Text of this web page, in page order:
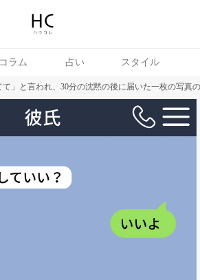
コラム 占い スタイル
」と言われ、30分の沈黙の後に届いた一枚の写真